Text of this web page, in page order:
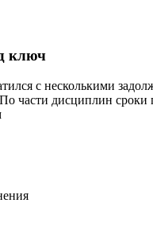
ключ
с несколькими
части дисциплин сроки